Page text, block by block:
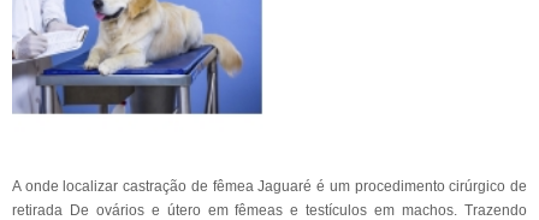
A onde localizar castração de fêmea Jaguaré é um procedimento cirúrgico de
retirada De ovários e útero em fêmeas e testículos em machos. Trazendo